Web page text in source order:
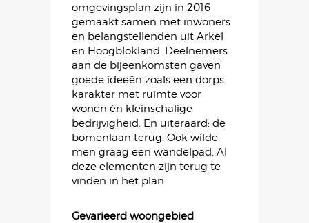
omgevingsplan zijn in 2016
gemaakt samen met inwoners
en belangstellenden uit Arkel
en Hoogblokland. Deelnemers
aan de bijeenkomsten gaven
goede ideeën zoals een dorps
karakter met ruimte voor
wonen én kleinschalige
bedrijvigheid. En uiteraard: de
bomenlaan terug. Ook wilde
men graag een wandelpad. Al
deze elementen zijn terug te
vinden in het plan.
Gevarieerd woongebied